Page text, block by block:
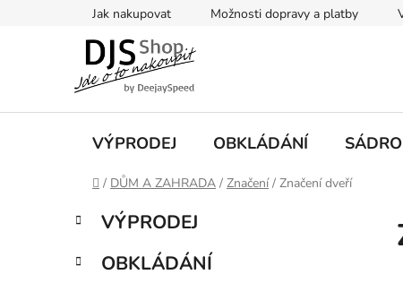
Jak nakupovat Možnosti dopravy a platby
VÝPRODEJ OBKLÁDÁNÍ
Domů
/ DŮM A ZAHRADA / Značení / Značení dveří
P
s
Přeskočit
kategorie
K
a
e
VÝPRODEJ
OBKLÁDÁNÍ